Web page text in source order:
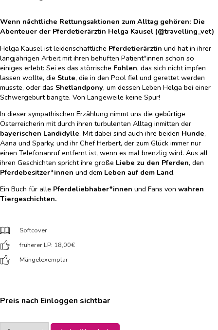
Wenn nächtliche Rettungsaktionen zum Alltag gehören: Die
Abenteuer der Pferdetierärztin Helga Kausel (@travelling_vet)
Helga Kausel ist leidenschaftliche Pferdetierärztin und hat in ihrer
langjährigen Arbeit mit ihren behuften Patient*innen schon so
einiges erlebt: Sei es das störrische Fohlen, das sich nicht impfen
lassen wollte, die Stute, die in den Pool fiel und gerettet werden
musste, oder das Shetlandpony, um dessen Leben Helga bei einer
Schwergeburt bangte. Von Langeweile keine Spur!
In dieser sympathischen Erzählung nimmt uns die gebürtige
Österreicherin mit durch ihren turbulenten Alltag inmitten der
bayerischen Landidylle. Mit dabei sind auch ihre beiden Hunde,
Aana und Sparky, und ihr Chef Herbert, der zum Glück immer nur
einen Telefonanruf entfernt ist, wenn es mal brenzlig wird. Aus all
ihren Geschichten spricht ihre große Liebe zu den Pferden, den
Pferdebesitzer*innen und dem Leben auf dem Land.
Ein Buch für alle Pferdeliebhaber*innen und Fans von wahren
Tiergeschichten.
Softcover
früherer LP: 18,00€
Mängelexemplar
Preis nach Einloggen sichtbar